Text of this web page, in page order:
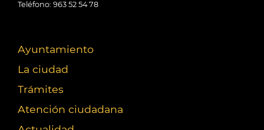
Teléfono: 963 52 54 78
Ayuntamiento
La ciudad
Trámites
Atención ciudadana